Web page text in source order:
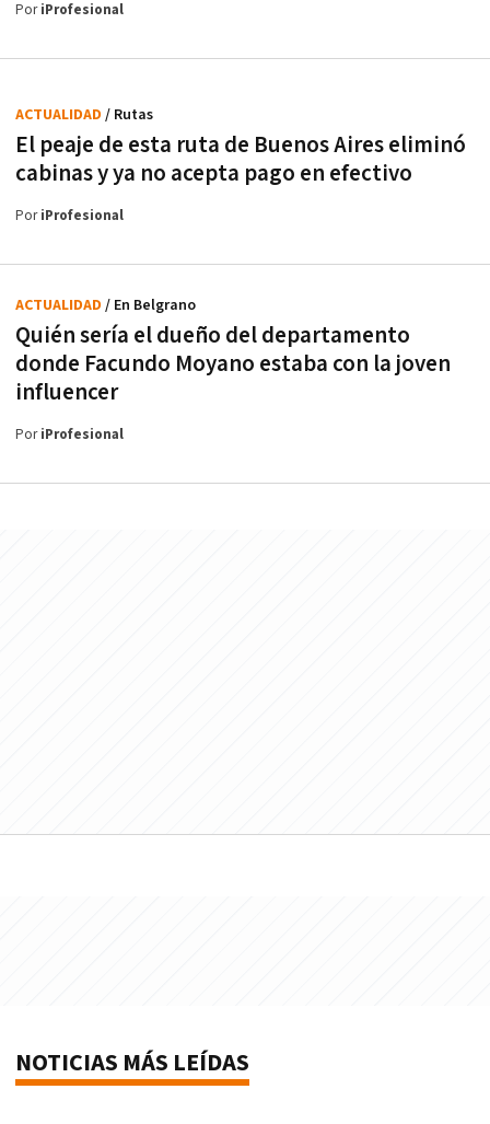
PoriProfesional
El peaje de esta ruta de Buenos Aires eliminó
cabinas y ya no acepta pago en efectivo
ACTUALIDAD / Rutas
PoriProfesional
Quién sería el dueño del departamento
donde Facundo Moyano estaba con la joven
influencer
ACTUALIDAD / En Belgrano
PoriProfesional
NOTICIAS MÁS LEÍDAS